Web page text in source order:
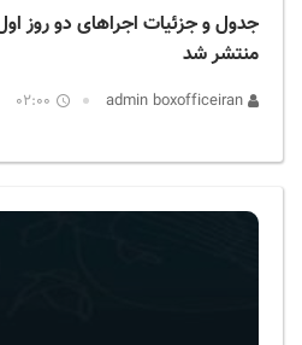
جدول و جزئیات اجراهای دو روز
منتشر شد
02:00